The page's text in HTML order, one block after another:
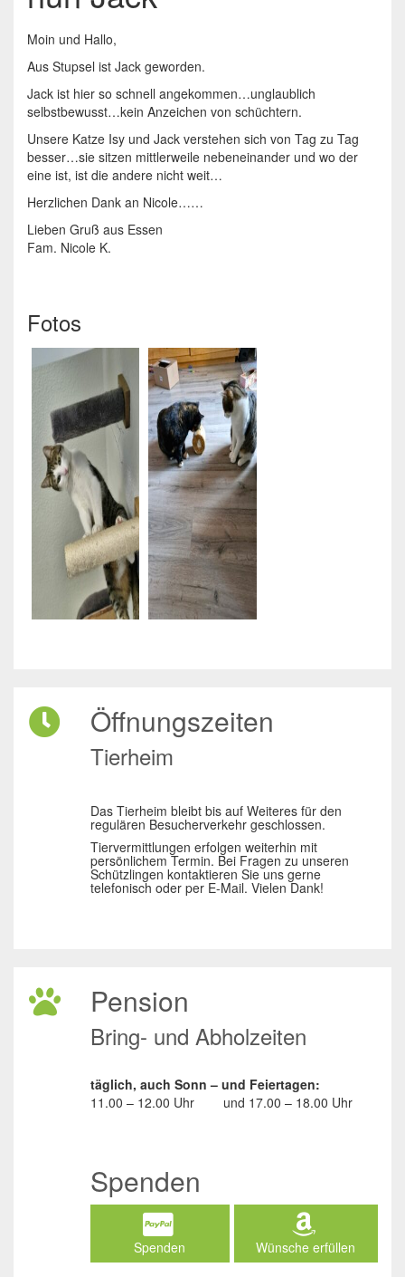
Moin und Hallo,
Aus Stupsel ist Jack geworden.
Jack ist hier so schnell angekommen…unglaublich
selbstbewusst…kein Anzeichen von schüchtern.
Unsere Katze Isy und Jack verstehen sich von Tag zu Tag
besser…sie sitzen mittlerweile nebeneinander und wo der
eine ist, ist die andere nicht weit…
Herzlichen Dank an Nicole……
Lieben Gruß aus Essen
Fam. Nicole K.
Fotos
Öffnungszeiten
Tierheim
Das Tierheim bleibt bis auf Weiteres für den
regulären Besucherverkehr geschlossen.
Tiervermittlungen erfolgen weiterhin mit
persönlichem Termin. Bei Fragen zu unseren
Schützlingen kontaktieren Sie uns gerne
telefonisch oder per E-Mail. Vielen Dank!
Pension
Bring- und Abholzeiten
täglich, auch Sonn – und Feiertagen:
11.00 – 12.00 Uhr
und 17.00 – 18.00 Uhr
Spenden
Spenden Wünsche erfüllen